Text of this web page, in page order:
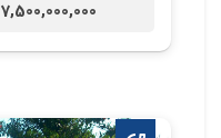
7,500,000,000 تومان /